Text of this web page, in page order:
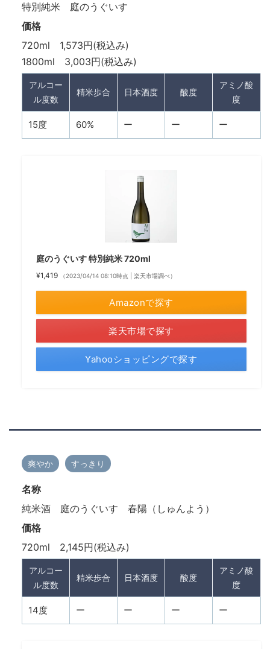
特別純米 庭のうぐいす
価格
720ml 1,573円(税込み)
1800ml 3,003円(税込み)
アルコー
ル度数
精米歩合 日本酒度 酸度
アミノ酸
度
15度 60% ー ー ー
庭のうぐいす 特別純米 720ml
¥1,419 （2023/04/14 08:10時点 | 楽天市場調べ）
Amazonで探す
楽天市場で探す
Yahooショッピングで探す
爽やか すっきり
名称
純米酒 庭のうぐいす 春陽（しゅんよう）
価格
720ml 2,145円(税込み)
アルコー
ル度数
精米歩合 日本酒度 酸度
アミノ酸
度
14度 ー ー ー ー